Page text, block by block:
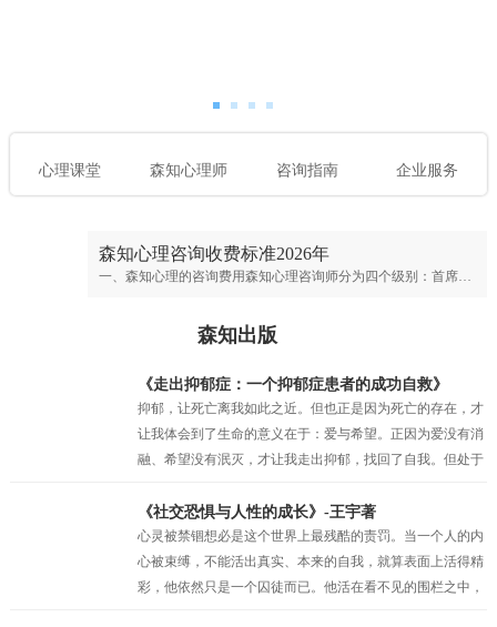
心理课堂 森知心理师 咨询指南 企业服务
森知心理咨询收费标准2026年
一、森知心理的咨询费用森知心理咨询师分为四个级别：首席专家；专家级别；资深级别；普通级别。首席心理专家：￥900元/50分钟；专家心理咨询师：￥700元/50分钟；资深心理咨询师：￥500元/50分钟；普通心理咨询师：300元/50分钟。
森知出版
《走出抑郁症：一个抑郁症患者的成功自救》
抑郁，让死亡离我如此之近。但也正是因为死亡的存在，才
让我体会到了生命的意义在于：爱与希望。正因为爱没有消
融、希望没有泯灭，才让我走出抑郁，找回了自我。但处于
未来，但也仅仅是一种自我安慰罢了。我似乎只剩下在绝望
中坚持的权利，但也正是这种在绝望中的坚持，才真的让我
一点一点地看到了希望。当曙光最终突破了黑夜的壁垒，我
看到了因为“爱”而萌生的动力，因为“希望”而产生的坚持。
《社交恐惧与人性的成长》-王宇著
心灵被禁锢想必是这个世界上最残酷的责罚。当一个人的内
心被束缚，不能活出真实、本来的自我，就算表面上活得精
彩，他依然只是一个囚徒而已。他活在看不见的围栏之中，